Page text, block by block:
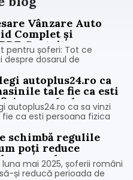
Vânzare Auto
Complet și
Gratuit
pentru șoferi: Tot ce
despre dosarul de
autoplus24.ro ca
tale fie ca esti
sau dealer.
autoplus24.ro ca sa vinzi
ca esti persoana fizica
schimbă regulile
poți reduce
suspendare a
auto în 2025
mai 2025, șoferii români
și reducă perioada de